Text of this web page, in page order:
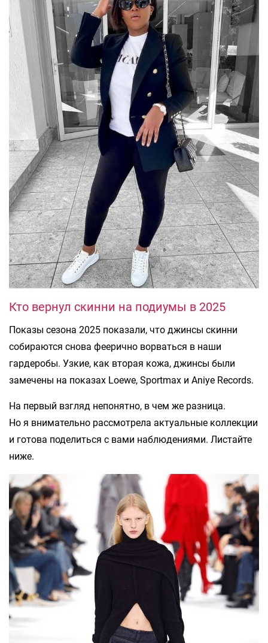
Кто вернул скинни на подиумы в 2025
Показы сезона 2025 показали, что джинсы скинни
собираются снова феерично ворваться в наши
гардеробы. Узкие, как вторая кожа, джинсы были
замечены на показах Loewe, Sportmax и Aniye Records.
На первый взгляд непонятно, в чем же разница.
Но я внимательно рассмотрела актуальные коллекции
и готова поделиться с вами наблюдениями. Листайте
ниже.